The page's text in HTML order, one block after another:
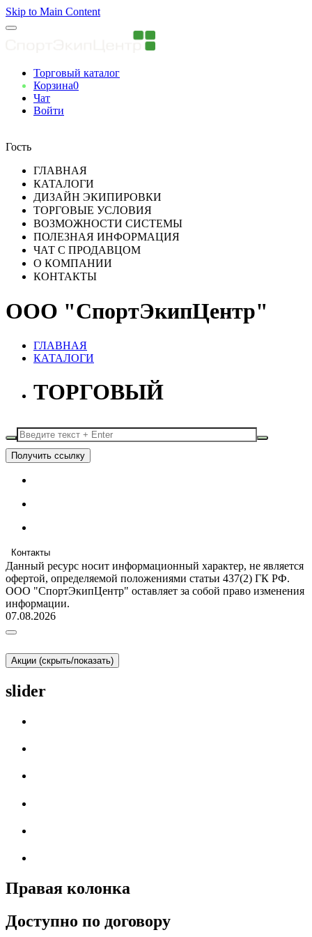
Skip to Main Content
Торговый каталог
Корзина0
Чат
Войти
Гость
ГЛАВНАЯ
КАТАЛОГИ
ДИЗАЙН ЭКИПИРОВКИ
ТОРГОВЫЕ УСЛОВИЯ
ВОЗМОЖНОСТИ СИСТЕМЫ
ПОЛЕЗНАЯ ИНФОРМАЦИЯ
ЧАТ С ПРОДАВЦОМ
О КОМПАНИИ
КОНТАКТЫ
ООО "СпортЭкипЦентр"
ГЛАВНАЯ
КАТАЛОГИ
ТОРГОВЫЙ
Получить ссылку
Контакты
Данный ресурс носит информационный характер, не является
офертой, определяемой положениями статьи 437(2) ГК РФ.
ООО "СпортЭкипЦентр" оставляет за собой право изменения
информации.
07.08.2026
Акции (скрыть/показать)
slider
Правая колонка
Доступно по договору